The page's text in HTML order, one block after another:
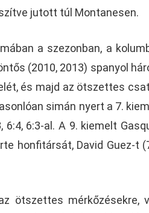
jutott túl Montanesen.
a szezonban, a
(2010, 2013) spanyol
és majd az ötszettes
simán nyert a 7.
6:3-al. A 9. kiemelt
honfitársát, David Guez-t
ötszettes mérkőzésekre,